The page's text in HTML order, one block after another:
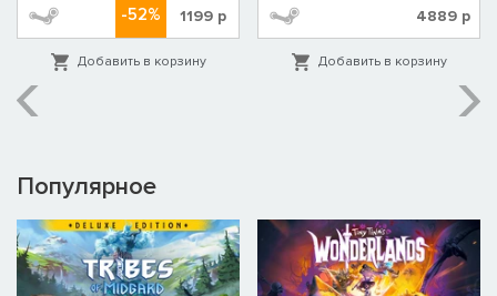
трех Бегунов, либо в одиночном лобби. Также вы можете
проникнуть в уже идущие командные сессии в роли РУКа —
одинокого добытчика, у которого нет стартового
снаряжения, а значит, и терять ему нечего. Чтобы сражаться
с общими врагами, заключайте непростые альянсы с
Бегунами-соперниками через чат поблизости, но помните:
-52% 1199р
Добавить в корзину
4889 р
Добавить в корзину
Популярное